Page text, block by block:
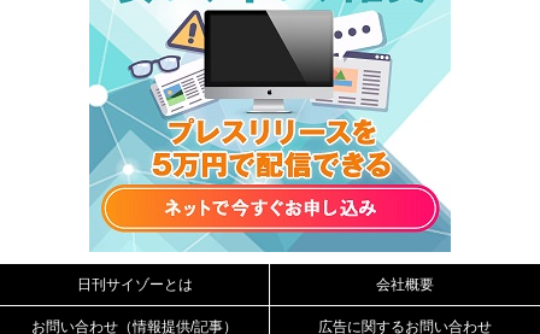
日刊サイゾーとは 会社概要
お問い合わせ（情報提供/記事） 広告に関するお問い合わせ